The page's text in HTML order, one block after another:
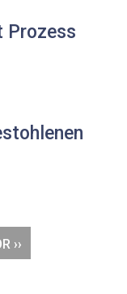
Prozess
››